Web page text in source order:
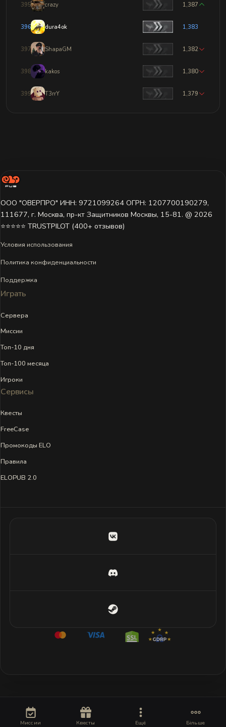
395 crazy 1,387
396 dura4ok 1,383
397 ShapaGM 1,382
398 kakos 1,380
399 T3rrY 1,379
Миссии Квесты Ещё Більше
ООО "ОВЕРПРО" ИНН: 9721099264 ОГРН: 1207700190279,
111677, г. Москва, пр-кт Защитников Москвы, 15-81. @ 2026 ㅤ
⭐⭐⭐⭐⭐ TRUSTPILOT (400+ отзывов)
Условия использования
Политика конфиденциальности
Поддержка
Играть
Сервера
Миссии
Топ-10 дня
Топ-100 месяца
Игроки
Сервисы
Квесты
FreeCase
Промокоды ELO
Правила
ELOPUB 2.0